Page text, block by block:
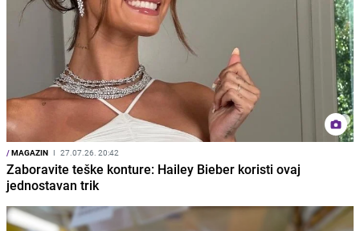
/MAGAZIN I 27.07.26. 20:42
Zaboravite teške konture: Hailey Bieber koristi ovaj
jednostavan trik